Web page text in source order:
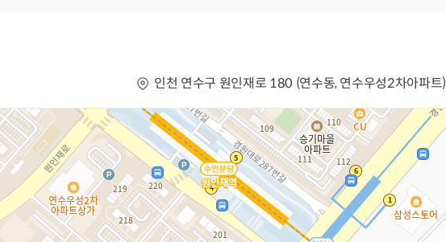
인천 연수구 원인재로 180 (연수동, 연수우성2차아파트)